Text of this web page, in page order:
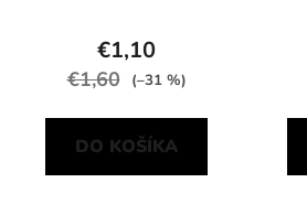
€1,10
€1,60 (–31 %)
DO KOŠÍKA